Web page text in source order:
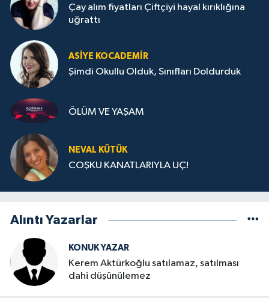
Çay alım fiyatları Çiftçiyi hayal kırıklığına
uğrattı
ASIYE KOCADEMİR
Şimdi Okullu Olduk, Sınıfları Doldurduk
ÖLÜM VE YAŞAM
NEVAL KÜTÜK
COŞKU KANATLARIYLA UÇ!
Alıntı Yazarlar
KONUK YAZAR
Kerem Aktürkoğlu satılamaz, satılması
dahi düşünülemez